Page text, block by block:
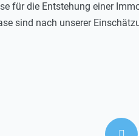
für die Entstehung einer
sind nach unserer